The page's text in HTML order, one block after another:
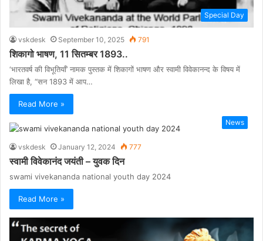
Special Day
vskdesk September 10, 2025 791
शिकागो भाषण, 11 सितम्बर 1893..
‘भारतवर्ष की विभूतियाँ’ नामक पुस्तक में शिकागों भाषण और स्वामी विवेकानन्द के विषय में
लिखा है, “सन 1893 में आप…
Read More »
News
vskdesk January 12, 2024 777
स्वामी विवेकानंद जयंती – युवक दिन
swami vivekananda national youth day 2024
Read More »